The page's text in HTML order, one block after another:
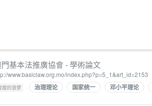
基本法推廣協會 - 學術論文
www.basiclaw.org.mo/index.php?p=5_1&art_id=2153
瘦的菠萝 · 治理理论 国家统一 邓小平理论